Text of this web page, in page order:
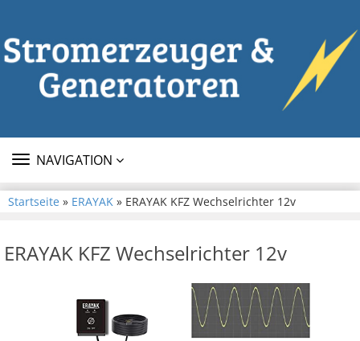
TOGGLE
NAVIGATION
Startseite » ERAYAK » ERAYAK KFZ Wechselrichter 12v
ERAYAK KFZ Wechselrichter 12v